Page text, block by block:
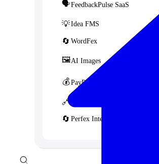
🗣️FeedbackPulse SaaS
💡Idea FMS
🔄 WordFex
🖼️AI Images
💰PayPal Donation CF7
🔗
🔄 Perfex Integration for WHMCS